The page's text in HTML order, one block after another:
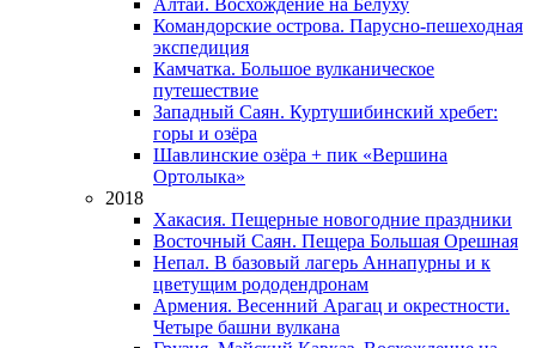
Командорские острова. Парусно-пешеходная
экспедиция
Камчатка. Большое вулканическое
путешествие
Западный Саян. Куртушибинский хребет:
горы и озёра
Шавлинские озёра + пик «Вершина
Ортолыка»
2018
Хакасия. Пещерные новогодние праздники
Восточный Саян. Пещера Большая Орешная
Непал. В базовый лагерь Аннапурны и к
цветущим рододендронам
Армения. Весенний Арагац и окрестности.
Четыре башни вулкана